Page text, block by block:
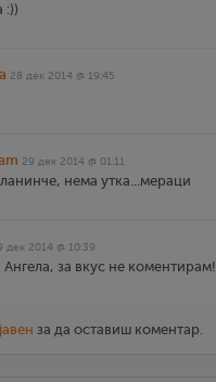
:))
28 дек 2014 @ 19:45
29 дек 2014 @ 01:11
нема утка...мераци
дек 2014 @ 10:39
за вкус не коментирам!
за да оставиш коментар.